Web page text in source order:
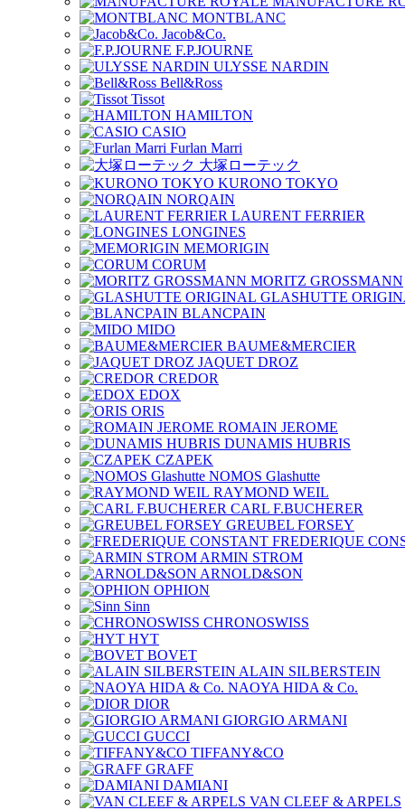
MONTBLANC
Jacob&Co.
F.P.JOURNE
ULYSSE NARDIN
Bell&Ross
Tissot
HAMILTON
CASIO
Furlan Marri
大塚ローテック
KURONO TOKYO
NORQAIN
LAURENT FERRIER
LONGINES
MEMORIGIN
CORUM
MORITZ GROSSMANN
GLASHUTTE
BLANCPAIN
MIDO
BAUME&MERCIER
JAQUET DROZ
CREDOR
EDOX
ORIS
ROMAIN JEROME
DUNAMIS HUBRIS
CZAPEK
NOMOS Glashutte
RAYMOND WEIL
CARL F.BUCHERER
GREUBEL FORSEY
FREDERIQUE
ARMIN STROM
ARNOLD&SON
OPHION
Sinn
CHRONOSWISS
HYT
BOVET
ALAIN SILBERSTEIN
NAOYA HIDA & Co.
DIOR
GIORGIO ARMANI
GUCCI
TIFFANY&CO
GRAFF
DAMIANI
VAN CLEEF & ARPELS